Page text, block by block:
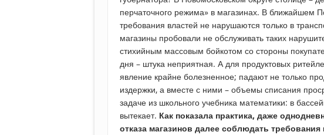
перчаточного режима» в магазинах. В ближайшем
требования властей не нарушаются только в
магазины пробовали не обслуживать таких
стихийным массовым бойкотом со стороны
дня – штука неприятная. А для продуктовых
явление крайне болезненное; падают не только
издержки, а вместе с ними – объемы списания
задаче из школьного учебника математики: в
вытекает. Как показала практика, даже
отказа магазинов далее соблюдать требования